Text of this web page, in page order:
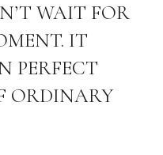
WAIT FOR
IT
PERFECT
ORDINARY